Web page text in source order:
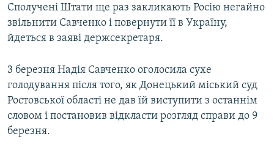
Сполучені Штати ще раз закликають Росію негайно
звільнити Савченко і повернути її в Україну,
йдеться в заяві держсекретаря.
3 березня Надія Савченко оголосила сухе
голодування після того, як Донецький міський суд
Ростовської області не дав їй виступити з останнім
словом і постановив відкласти розгляд справи до 9
березня.